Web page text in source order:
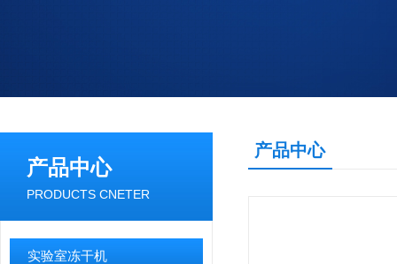
产品中心
PRODUCTS CNETER
实验室冻干机
产品中心